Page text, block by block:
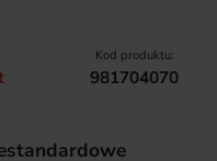
Kod produktu:
981704070